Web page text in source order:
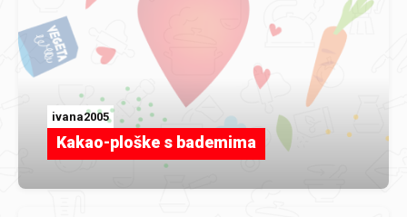
ivana2005
Kakao-ploške s bademima